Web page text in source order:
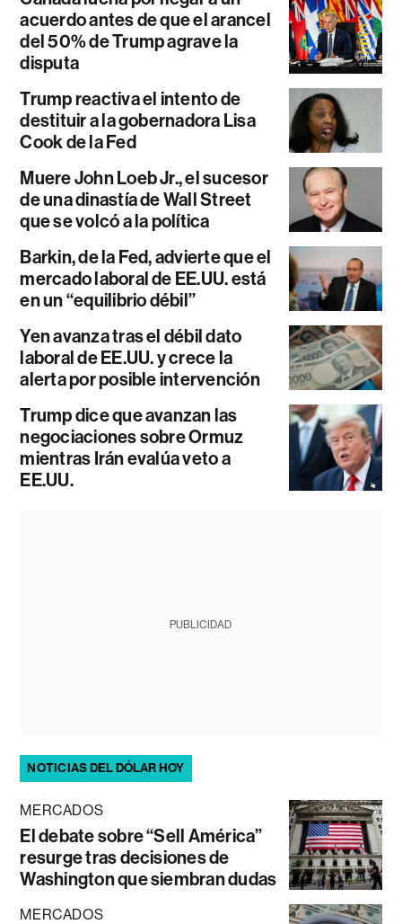
acuerdo antes de que el arancel
del 50% de Trump agrave la
disputa
Trump reactiva el intento de
destituir a la gobernadora Lisa
Cook de la Fed
Muere John Loeb Jr., el sucesor
de una dinastía de Wall Street
que se volcó a la política
Barkin, de la Fed, advierte que el
mercado laboral de EE.UU. está
en un “equilibrio débil”
Yen avanza tras el débil dato
laboral de EE.UU. y crece la
alerta por posible intervención
Trump dice que avanzan las
negociaciones sobre Ormuz
mientras Irán evalúa veto a
EE.UU.
PUBLICIDAD
NOTICIAS DEL DÓLAR HOY
MERCADOS
El debate sobre “Sell América”
resurge tras decisiones de
Washington que siembran dudas
MERCADOS